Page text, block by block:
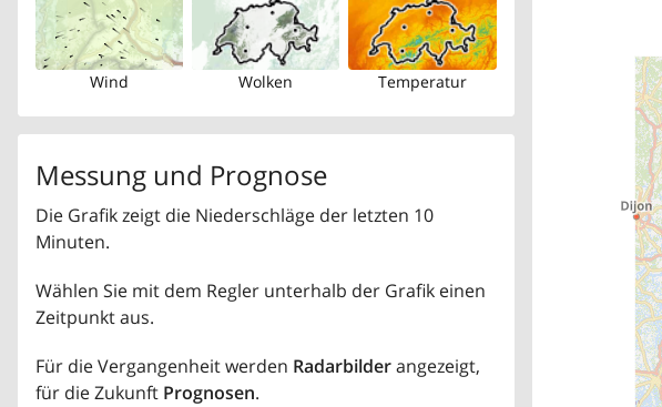
Wind Wolken Temperatur
Messung und Prognose
Die Grafik zeigt die Niederschläge der letzten 10
Minuten.
Wählen Sie mit dem Regler unterhalb der Grafik einen
Zeitpunkt aus.
Für die Vergangenheit werden Radarbilderangezeigt,
für die Zukunft Prognosen.